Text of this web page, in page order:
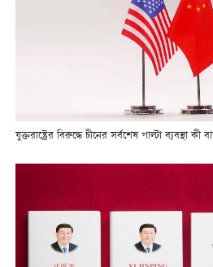
যুক্তরাষ্ট্রের বিরুদ্ধে চীনের সর্বশেষ পাল্টা ব্যবস্থা কী